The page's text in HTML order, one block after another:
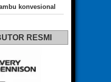
konvesional
RESMI